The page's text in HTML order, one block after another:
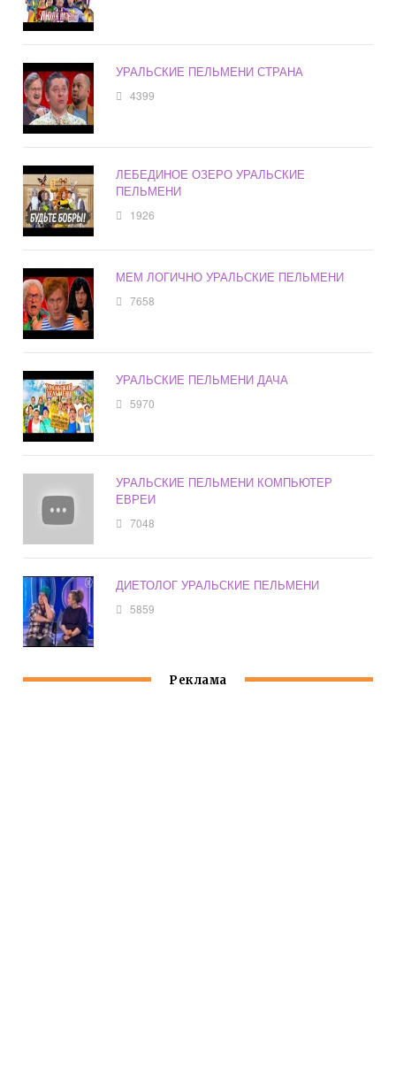
УРАЛЬСКИЕ ПЕЛЬМЕНИ СТРАНА
4399
ЛЕБЕДИНОЕ ОЗЕРО УРАЛЬСКИЕ
ПЕЛЬМЕНИ
1926
МЕМ ЛОГИЧНО УРАЛЬСКИЕ ПЕЛЬМЕНИ
7658
УРАЛЬСКИЕ ПЕЛЬМЕНИ ДАЧА
5970
УРАЛЬСКИЕ ПЕЛЬМЕНИ КОМПЬЮТЕР
ЕВРЕИ
7048
ДИЕТОЛОГ УРАЛЬСКИЕ ПЕЛЬМЕНИ
5859
Реклама